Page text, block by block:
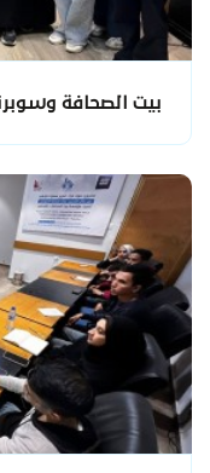
بيت الصحافة